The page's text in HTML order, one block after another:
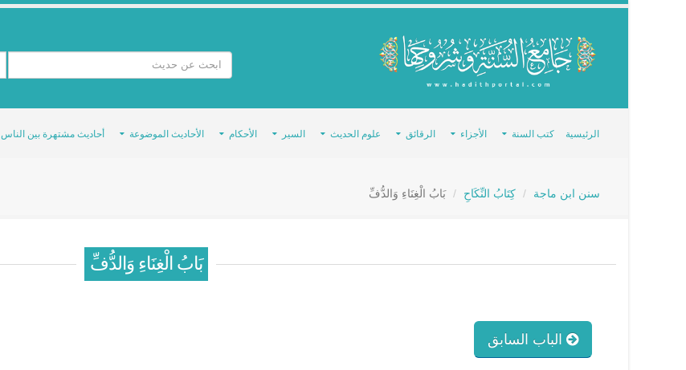
الرئيسية كتب السنة الأجزاء الرقائق علوم الحديث السير الأحكام الأحاديث الموضوعة أحاديث مشتهرة بين الناس
سنن ابن ماجة كِتَابُ النِّكَاحِ بَابُ الْغِنَاءِ وَالدُّفِّ
بَابُ الْغِنَاءِ وَالدُّفِّ
الباب السابق